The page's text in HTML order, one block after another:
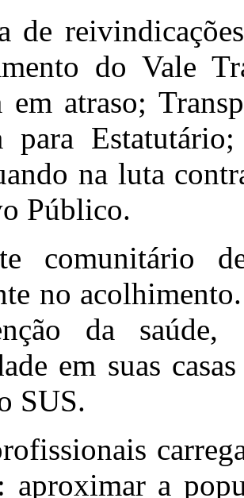
de
do Vale
em atraso;
para
na luta
Público.
comunitário
no
da saúde,
em suas
SUS.
aproximar a